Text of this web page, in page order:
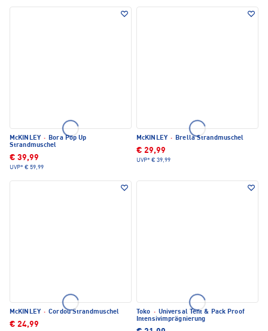
McKINLEY · Bora Pop Up
Strandmuschel
€ 39,99
UVP* € 59,99
McKINLEY · Brella Strandmuschel
€ 29,99
UVP* € 39,99
McKINLEY · Cordou Strandmuschel
€ 24,99
Toko · Universal Tent & Pack Proof
Intensivimprägnierung